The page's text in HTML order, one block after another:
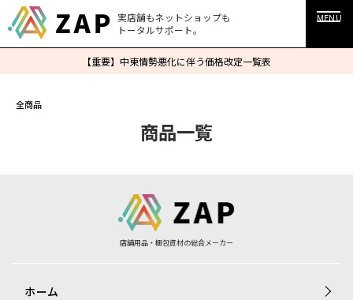
実店舗もネットショップも
トータルサポート。
MENU
【重要】中東情勢悪化に伴う価格改定一覧表
全商品
商品一覧
店舗用品・梱包資材の総合メーカー
ホーム